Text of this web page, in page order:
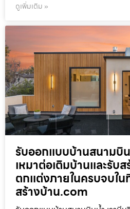
ดูเพิ่มเติม »
รับออกแบบบ้านสนามบิน
เหมาต่อเติมบ้านและรับ
ตกแต่งภายในครบจบใน
สร้างบ้าน.com